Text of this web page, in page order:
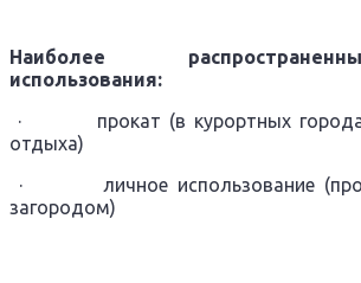
Наиболее
использования:
· прокат (в курортных
отдыха)
· личное использование
загородом)